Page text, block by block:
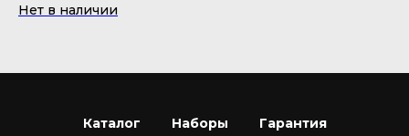
Нет в наличии
Каталог Наборы Гарантия